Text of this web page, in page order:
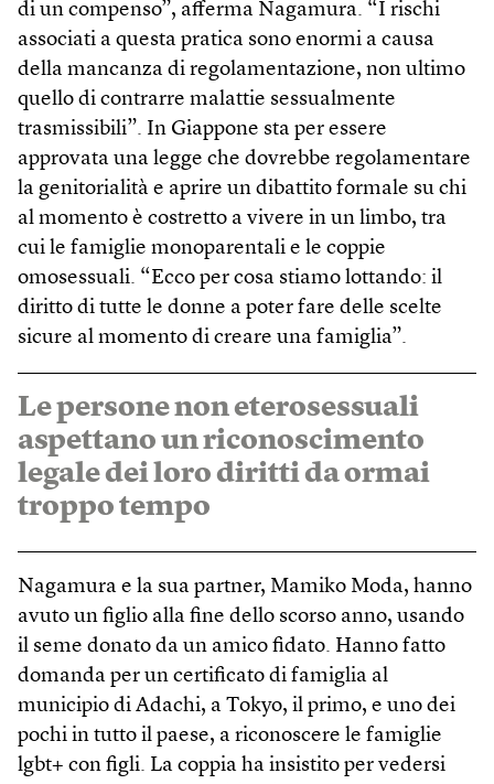
di un compenso”, afferma Nagamura. “I rischi
associati a questa pratica sono enormi a causa
della mancanza di regolamentazione, non ultimo
quello di contrarre malattie sessualmente
trasmissibili”. In Giappone sta per essere
approvata una legge che dovrebbe regolamentare
la genitorialità e aprire un dibattito formale su chi
al momento è costretto a vivere in un limbo, tra
cui le famiglie monoparentali e le coppie
omosessuali. “Ecco per cosa stiamo lottando: il
diritto di tutte le donne a poter fare delle scelte
sicure al momento di creare una famiglia”.
Le persone non eterosessuali
aspettano un riconoscimento
legale dei loro diritti da ormai
troppo tempo
Nagamura e la sua partner, Mamiko Moda, hanno
avuto un figlio alla fine dello scorso anno, usando
il seme donato da un amico fidato. Hanno fatto
domanda per un certificato di famiglia al
municipio di Adachi, a Tokyo, il primo, e uno dei
pochi in tutto il paese, a riconoscere le famiglie
lgbt+ con figli. La coppia ha insistito per vedersi